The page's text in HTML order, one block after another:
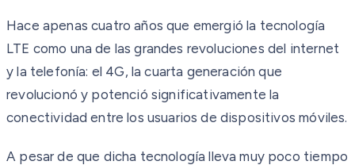
Hace apenas cuatro años que emergió la tecnología
LTE como una de las grandes revoluciones del internet
y la telefonía: el 4G, la cuarta generación que
revolucionó y potenció significativamente la
conectividad entre los usuarios de dispositivos móviles.
A pesar de que dicha tecnología lleva muy poco tiempo